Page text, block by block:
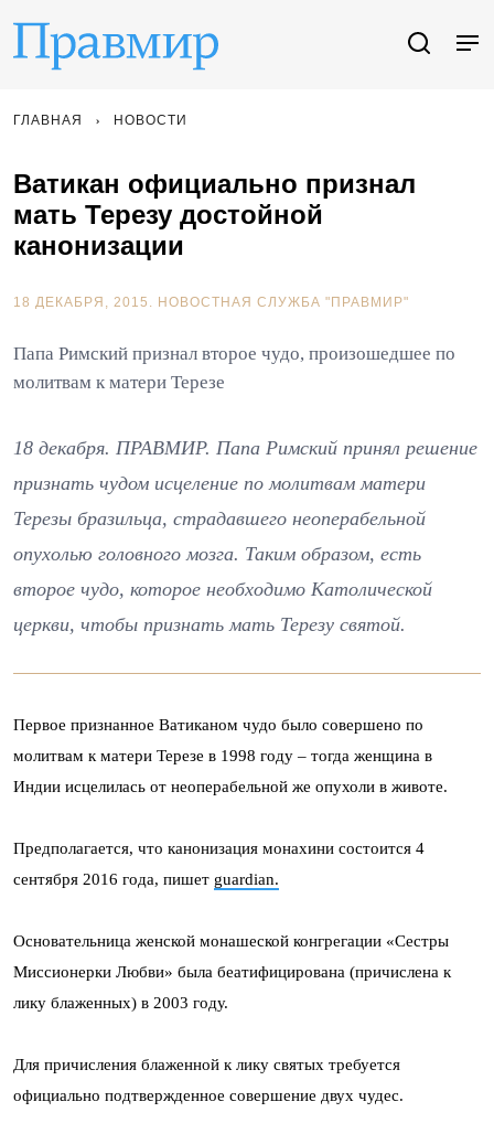
ГЛАВНАЯ НОВОСТИ
Ватикан официально признал
мать Терезу достойной
канонизации
18 ДЕКАБРЯ, 2015. НОВОСТНАЯ СЛУЖБА "ПРАВМИР"
Папа Римский признал второе чудо, произошедшее по
молитвам к матери Терезе
18 декабря. ПРАВМИР. Папа Римский принял решение
признать чудом исцеление по молитвам матери
Терезы бразильца, страдавшего неоперабельной
опухолью головного мозга. Таким образом, есть
второе чудо, которое необходимо Католической
церкви, чтобы признать мать Терезу святой.
Первое признанное Ватиканом чудо было совершено по
молитвам к матери Терезе в 1998 году – тогда женщина в
Индии исцелилась от неоперабельной же опухоли в животе.
Предполагается, что канонизация монахини состоится 4
сентября 2016 года, пишет guardian.
Основательница женской монашеской конгрегации «Сестры
Миссионерки Любви» была беатифицирована (причислена к
лику блаженных) в 2003 году.
Для причисления блаженной к лику святых требуется
официально подтвержденное совершение двух чудес.